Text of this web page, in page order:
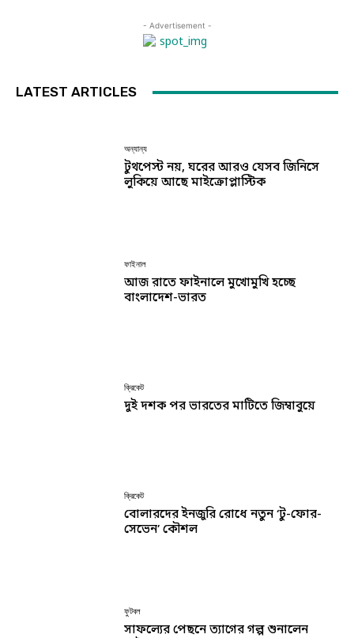
- Advertisement -
LATEST ARTICLES
অন্যান্য
টুথপেস্ট নয়, ঘরের আরও যেসব জিনিসে
লুকিয়ে আছে মাইক্রোপ্লাস্টিক
ফাইনাল
আজ রাতে ফাইনালে মুখোমুখি হচ্ছে
বাংলাদেশ-ভারত
ক্রিকেট
দুই দশক পর ভারতের মাটিতে জিম্বাবুয়ে
ক্রিকেট
বোলারদের ইনজুরি রোধে নতুন ‘টু-ফোর-
সেভেন’ কৌশল
ফুটবল
সাফল্যের পেছনে ত্যাগের গল্প শুনালেন